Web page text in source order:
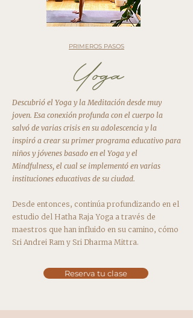
PRIMEROS PASOS
Yoga
Descubrió el Yoga y la Meditación desde muy
joven. Esa conexión profunda con el cuerpo la
salvó de varias crisis en su adolescencia y la
inspiró a crear su primer programa educativo para
niños y jóvenes basado en el Yoga y el
Mindfulness, el cual se implementó en varias
instituciones educativas de su ciudad.
Desde entonces, continúa profundizando en el
estudio del Hatha Raja Yoga a través de
maestros que han influido en su camino, cómo
Sri Andrei Ram y Sri Dharma Mittra.
Reserva tu clase